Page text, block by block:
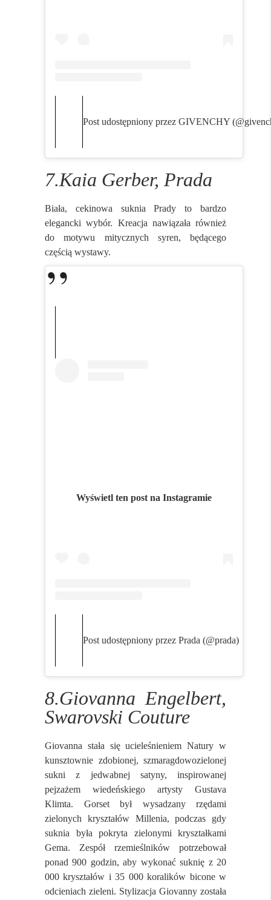
Post udostępniony przez GIVENCHY
7.Kaia Gerber, Prada
Biała, cekinowa suknia Prady to bardzo
elegancki wybór. Kreacja nawiązała również
do motywu mitycznych syren, będącego
częścią wystawy.
Wyświetl ten post na Instagramie
Post udostępniony przez Prada (@prada)
8.Giovanna Engelbert,
Swarovski Couture
Giovanna stała się ucieleśnieniem Natury w
kunsztownie zdobionej, szmaragdowozielonej
sukni z jedwabnej satyny, inspirowanej
pejzażem wiedeńskiego artysty Gustava
Klimta. Gorset był wysadzany rzędami
zielonych kryształów Millenia, podczas gdy
suknia była pokryta zielonymi kryształkami
Gema. Zespół rzemieślników potrzebował
ponad 900 godzin, aby wykonać suknię z 20
000 kryształów i 35 000 koralików bicone w
odcieniach zieleni. Stylizacja Giovanny została